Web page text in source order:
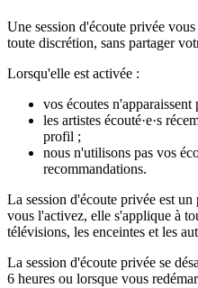
Une session d'écoute privée
toute discrétion, sans partager
Lorsqu'elle est activée :
vos écoutes n'apparaissent
les artistes écouté·e·s
profil ;
nous n'utilisons pas vos
recommandations.
La session d'écoute privée est
vous l'activez, elle s'applique à
télévisions, les enceintes et les
La session d'écoute privée se
6 heures ou lorsque vous